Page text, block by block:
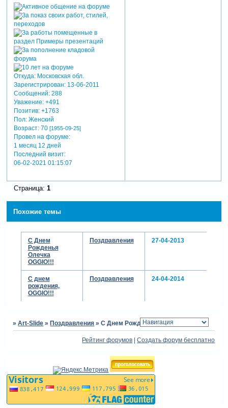
Откуда:Московская обл.
Зарегистрирован: 13-06-2011
Сообщений:288
Уважение: +491
Позитив: +1763
Пол:Женский
Возраст:70 [1955-09-25]
Провел на форуме:
1 месяц 12 дней
Последний визит:
06-02-2021 01:15:07
Страница: 1
Похожие темы
С Днем
Рожденья
Олечка
OGGIO!!!
Поздравления 27-04-2013
С днем
рождения,
OGGIO!!!
Поздравления 24-04-2014
»Art-Slide »Поздравления »С Днем Рождения, Ольга(OGGIO)!!!
Рейтинг форумов |Создать форум бесплатно